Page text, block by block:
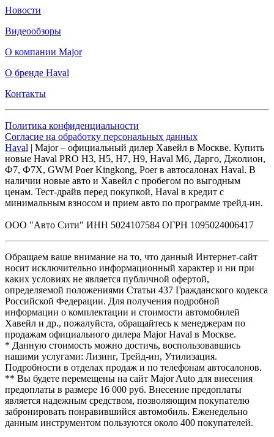
Новости
Видеообзоры
О компании Major
О бренде Haval
Контакты
Политика конфиденциальности
Согласие на обработку персональных данных
Haval | Major – официальный дилер Хавейл в Москве. Купить
новые Haval PRO H3, Н5, H7, Н9, Haval М6, Дарго, Джолион,
Ф7, Ф7Х, GWM Poer Kingkong, Poer в автосалонах Haval. В
наличии новые авто и Хавейл с пробегом по выгодным
ценам. Тест-драйв перед покупкой, Haval в кредит с
минимальным взносом и прием авто по программе трейд-ин.
ООО "Авто Сити" ИНН 5024107584 ОГРН 1095024006417
Обращаем ваше внимание на то, что данный Интернет-сайт
носит исключительно информационный характер и ни при
каких условиях не является публичной офертой,
определяемой положениями Статьи 437 Гражданского кодекса
Российской Федерации. Для получения подробной
информации о комплектации и стоимости автомобилей
Хавейл и др., пожалуйста, обращайтесь к менеджерам по
продажам официального дилера Major Haval в Москве.
* Данную стоимость можно достичь, воспользовавшись
нашими услугами: Лизинг, Трейд-ин, Утилизация.
Подробности в отделах продаж и по телефонам автосалонов.
** Вы будете перемещены на сайт Major Auto для внесения
предоплаты в размере 16 000 руб. Внесение предоплаты
является надежным средством, позволяющим покупателю
забронировать понравившийся автомобиль. Еженедельно
данным инструментом пользуются около 400 покупателей.